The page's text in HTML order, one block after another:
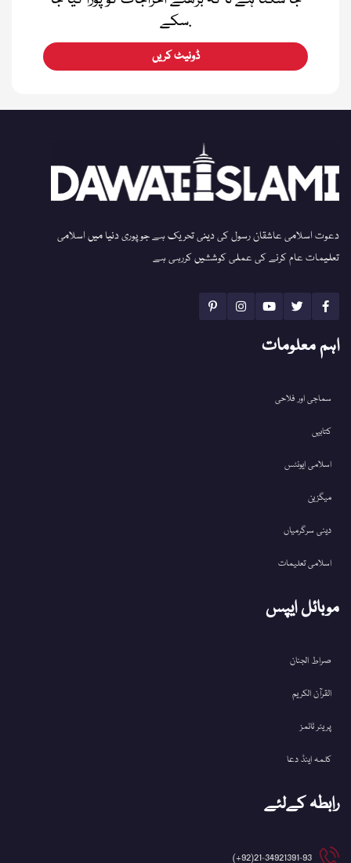
سکے.
ڈونیٹ کریں
دعوت اسلامی عاشقان رسول کی دینی تحریک ہے جو پوری دنیا میں اسلامی
تعلیمات عام کرنے کی عملی کوششیں کررہی ہے
اہم معلومات
سماجی اور فلاحی
کتابیں
اسلامی ایونٹس
میگزین
دینی سرگرمیاں
اسلامی تعلیمات
موبائل ایپس
صراط الجنان
القرآن الکریم
پریئر ٹائمز
کلمہ اینڈ دعا
رابطہ کےلئے
21-34921391-93(92+)